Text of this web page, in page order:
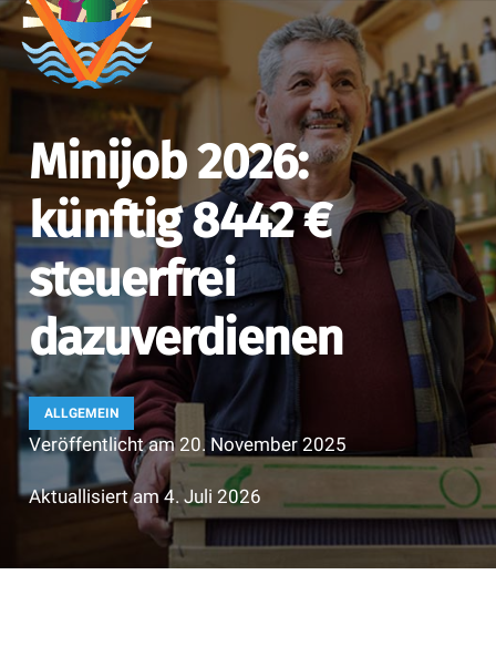
Minijob 2026:
künftig 8442 €
steuerfrei
dazuverdienen
ALLGEMEIN
Veröffentlicht am 20. November 2025
Aktuallisiert am4. Juli 2026